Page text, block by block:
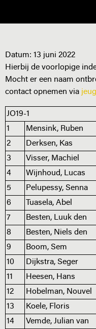
Datum: 13 juni 2022
Hierbij de voorlopige
Mocht er een naam
contact opnemen via
JO19-1
1
Mensink, Ruben
2
Derksen, Kas
3
Visser, Machiel
4
Wijnhoud, Lucas
5
Pelupessy, Senna
6
Tuasela, Abel
7
Besten, Luuk den
8
Besten, Niels den
9
Boom, Sem
10
Dijkstra, Seger
11
Heesen, Hans
12
Hobelman, Nouvel
13
Koele, Floris
14
Vemde, Julian van